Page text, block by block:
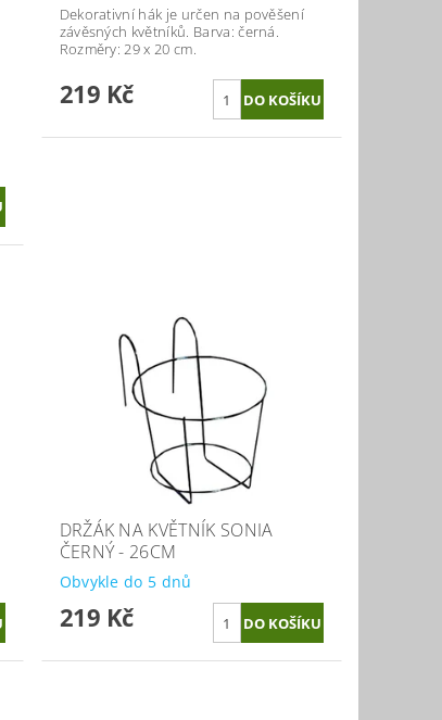
Dekorativní hák je určen na pověšení
závěsných květníků. Barva: černá.
Rozměry: 29 x 20 cm.
219 Kč
DRŽÁK NA KVĚTNÍK SONIA
ČERNÝ - 26CM
Obvykle do 5 dnů
219 Kč